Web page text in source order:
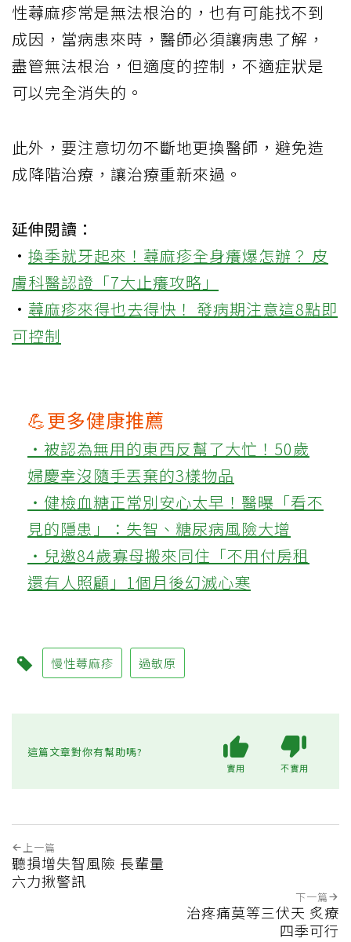
性蕁麻疹常是無法根治的，也有可能找不到
成因，當病患來時，醫師必須讓病患了解，
盡管無法根治，但適度的控制，不適症狀是
可以完全消失的。
此外，要注意切勿不斷地更換醫師，避免造
成降階治療，讓治療重新來過。
延伸閱讀：
· 換季就牙起來！蕁麻疹全身癢爆怎辦？ 皮
膚科醫認證「7大止癢攻略」
· 蕁麻疹來得也去得快！ 發病期注意這8點即
可控制
💪更多健康推薦
‧被認為無用的東西反幫了大忙！50歲
婦慶幸沒隨手丟棄的3樣物品
‧健檢血糖正常別安心太早！醫曝「看不
見的隱患」：失智、糖尿病風險大增
‧兒邀84歲寡母搬來同住「不用付房租
還有人照顧」1個月後幻滅心寒
慢性蕁麻疹 過敏原
這篇文章對你有幫助嗎?
實用 不實用
上一篇
聽損增失智風險 長輩量
六力揪警訊
下一篇
治疼痛莫等三伏天 炙療
四季可行